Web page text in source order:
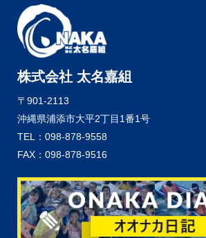
株式会社 太名嘉組
〒901-2113
沖縄県浦添市大平2丁目1番1号
TEL：098-878-9558
FAX：098-878-9516